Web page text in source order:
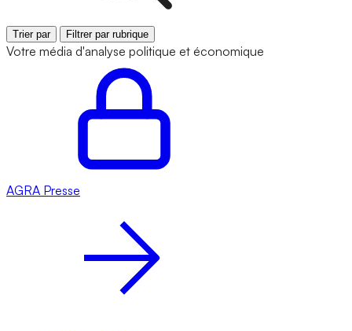
Trier par Filtrer par rubrique
Votre média d'analyse politique et économique
AGRA Presse